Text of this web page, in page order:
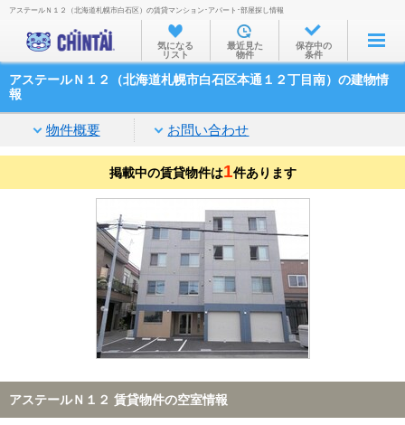
お部屋を探す
沿線・駅から
家賃相場から
通勤通学時間から
物件特集から
不動産会社から
TOP
アステールＮ１２（北海道札幌市白石区）の賃貸マンション･アパート･部屋探し情報
気になる
リスト
最近見た
物件
保存中の
条件
アステールＮ１２（北海道札幌市白石区本通１２丁目南）の建物情
報
物件概要 お問い合わせ
掲載中の賃貸物件は1件あります
アステールＮ１２ 賃貸物件の空室情報